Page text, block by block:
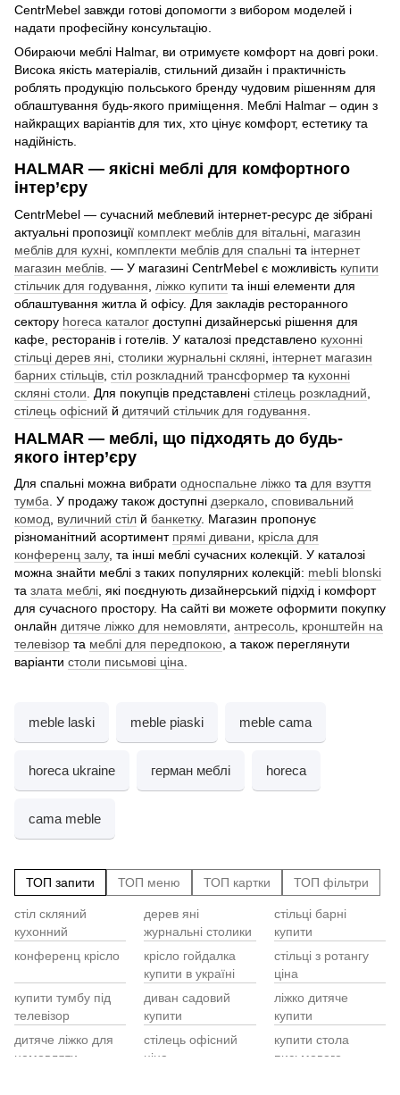
CentrMebel завжди готові допомогти з вибором моделей і
надати професійну консультацію.
Обираючи меблі Halmar, ви отримуєте комфорт на довгі роки.
Висока якість матеріалів, стильний дизайн і практичність
роблять продукцію польського бренду чудовим рішенням для
облаштування будь-якого приміщення. Меблі Halmar – один з
найкращих варіантів для тих, хто цінує комфорт, естетику та
надійність.
HALMAR — якісні меблі для комфортного
інтер’єру
CentrMebel — сучасний меблевий інтернет-ресурс де зібрані
актуальні пропозиції комплект меблів для вітальні магазин
меблів для кухні комплекти меблів для спальні та інтернет
магазин меблів . — У магазині CentrMebel є можливість купити
стільчик для годування
ліжко купити та інші елементи для
облаштування житла й офісу. Для закладів ресторанного
сектору horeca каталог доступні дизайнерські рішення для
кафе, ресторанів і готелів. У каталозі представлено кухонні
стільці дерев яні столики журнальні скляні інтернет магазин
барних стільців стіл розкладний трансформер та кухонні
скляні столи . Для покупців представлені стілець розкладний
стілець офісний й дитячий стільчик для годування
HALMAR — меблі, що підходять до будь-
якого інтер’єру
Для спальні можна вибрати односпальне ліжко та для взуття
тумба . У продажу також доступні дзеркало сповивальний
комод
вуличний стіл й банкетку. Магазин пропонує
різноманітний асортимент прямі дивани
крісла для
конференц залу, та інші меблі сучасних колекцій. У каталозі
можна знайти меблі з таких популярних колекцій: mebli blonski
та злата меблі , які поєднують дизайнерський підхід і комфорт
для сучасного простору. На сайті ви можете оформити покупку
онлайн дитяче ліжко для немовляти антресоль кронштейн на
телевізор та меблі для передпокою , а також переглянути
варіанти столи письмові ціна
meble laski meble piaski meble cama
horeca ukraine герман меблі horeca
cama meble
ТОП запити ТОП меню ТОП картки ТОП фільтри
стіл скляний
кухонний
дерев яні
журнальні столики
стільці барні
купити
конференц крісло
крісло гойдалка
купити в україні
стільці з ротангу
ціна
купити тумбу під
телевізор
диван садовий
купити
ліжко дитяче
купити
дитяче ліжко для
немовляти
стілець офісний
ціна
купити стола
письмового